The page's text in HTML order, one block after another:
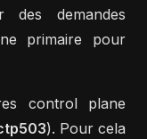
demandes
primaire pour
control plane
). Pour cela